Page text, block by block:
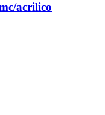
acrilico